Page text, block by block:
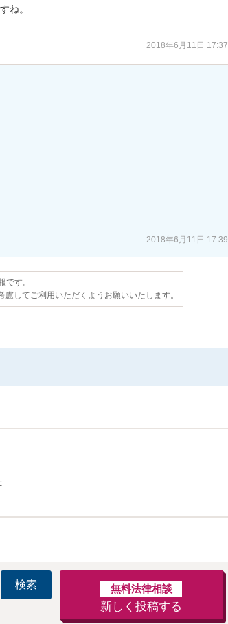
ね。
2018年6月11日 17:37
2018年6月11日 17:39
です。
してご利用いただくようお願いいたします。
検索 無料法律相談
新しく投稿する